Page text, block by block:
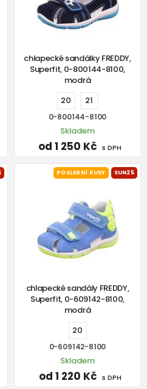
chlapecké sandálky FREDDY,
Superfit, 0-800144-8100,
modrá
20
21
0-800144-8100
Skladem
od 1 250 Kč s DPH
POSLEDNÍ KUSY SUN25
chlapecké sandály FREDDY,
Superfit, 0-609142-8100,
modrá
20
0-609142-8100
Skladem
od 1 220 Kč s DPH